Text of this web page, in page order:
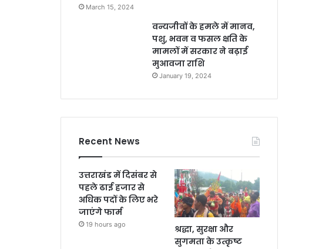
March 15, 2024
वन्यजीवों के हमले में मानव,
पशु, भवन व फसल क्षति के
मामलों में सरकार ने बढ़ाई
मुआवजा राशि
January 19, 2024
Recent News
उत्तराखंड में दिसंबर से
पहले ढाई हजार से
अधिक पदों के लिए भरे
जाएंगे फार्म
19 hours ago
श्रद्धा, सुरक्षा और
सुगमता के उत्कृष्ट